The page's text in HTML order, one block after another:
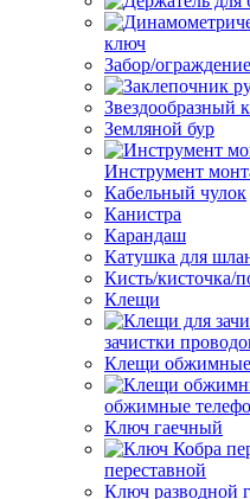
ключ
Забор/ограждение
Звездообразный
Земляной бур
Инструмент
Кабельный чулок
Канистра
Карандаш
Катушка для
Кисть/кисточка/
Клещи
зачистки
Клещи обжимные
обжимные
Ключ гаечный
переставной
Ключ разводной